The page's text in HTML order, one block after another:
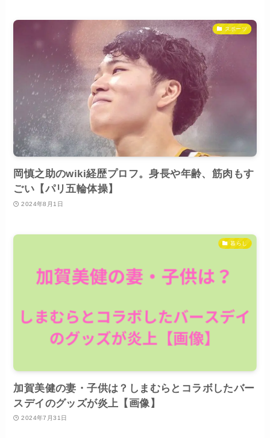
スポーツ
岡慎之助のwiki経歴プロフ。身長や年齢、筋肉もす
ごい【パリ五輪体操】
2024年8月1日
暮らし
加賀美健の妻・子供は？しまむらとコラボしたバー
スデイのグッズが炎上【画像】
2024年7月31日